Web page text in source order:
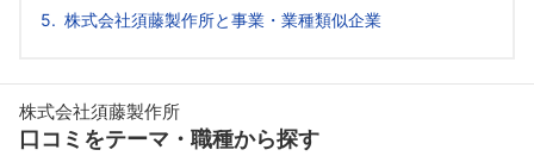
株式会社須藤製作所と事業・業種類似企業
株式会社須藤製作所
口コミをテーマ・職種から探す